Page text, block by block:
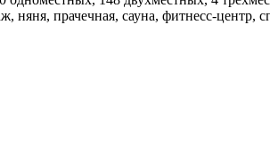
няня, прачечная, сауна, фитнесс-центр,